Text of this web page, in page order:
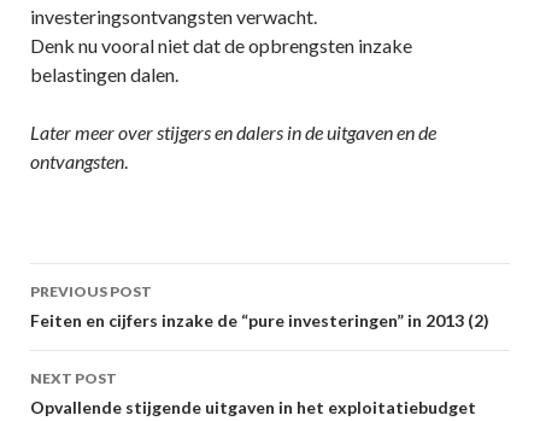
investeringsontvangsten verwacht.
Denk nu vooral niet dat de opbrengsten inzake
belastingen dalen.
Later meer over stijgers en dalers in de uitgaven en de
ontvangsten.
Post
navigation
PREVIOUS POST
Feiten en cijfers inzake de “pure investeringen” in 2013 (2)
NEXT POST
Opvallende stijgende uitgaven in het exploitatiebudget